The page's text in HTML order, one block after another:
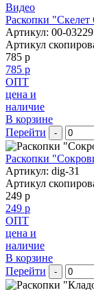
Видео
Раскопки "Скелет
Артикул: 00-03229
Артикул
785 р
785 р
ОПТ
цена и
наличие
В корзине
Перейти
-
Раскопки
Артикул: dig-31
Артикул
249 р
249 р
ОПТ
цена и
наличие
В корзине
Перейти
-